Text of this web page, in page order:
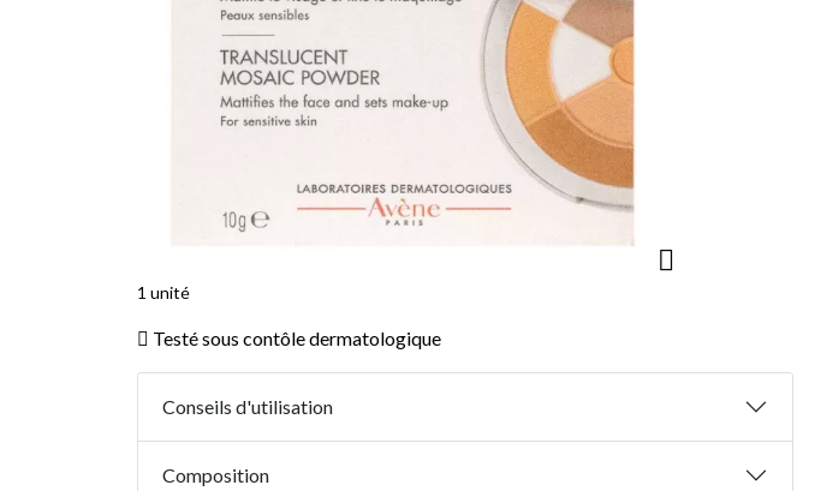
1 unité
Testé sous contôle dermatologique
Conseils d'utilisation
Composition